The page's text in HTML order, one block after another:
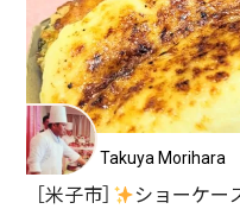
Takuya Morihara
［米子市］
ショーケー